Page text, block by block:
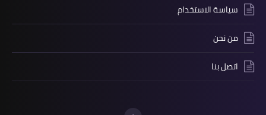
سياسة الاستخدام
من نحن
اتصل بنا